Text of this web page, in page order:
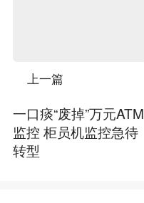
上一篇
一口痰“废掉”万元ATM
监控 柜员机监控急待
转型